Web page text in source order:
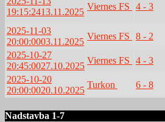
19:15:2413.11.2025
Viernes FS 4 - 3
2025-11-03
20:00:0003.11.2025
Viernes FS 8 - 2
2025-10-27
20:45:0027.10.2025
Viernes FS 4 - 3
2025-10-20
20:00:0020.10.2025
Turkon 6 - 8
Nadstavba 1-7